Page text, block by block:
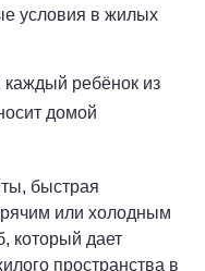
условия в жилых
каждый ребёнок из
домой
быстрая
или холодным
который дает
пространства в